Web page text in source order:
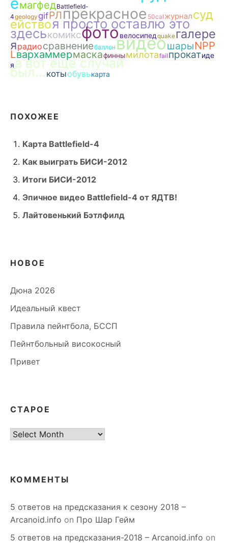
магфедBattlefield-
4geology gifРЛпрекрасное 50cal журналсуд
ействоя просто оставлю это
здеськомиксфото велосипед quakeгалере
ярадиосравнениебаллонвидеошарыNPP
Lвархаммермаскафиннымилотаfail прокатиде
яа вот еще случай
был... котыобувькарта
ПОХОЖЕЕ
Карта Battlefield-4
Как выиграть БИСИ-2012
Итоги БИСИ-2012
Эпичное видео Battlefield-4 от ЯДТВ!
Лайтовенький Бэтлфилд
НОВОЕ
Дюна 2026
Идеальный квест
Правила пейнтбола, БССП
Пейнтбольный високосный
Привет
СТАРОЕ
старое
КОММЕНТЫ
5 ответов на предсказания к сезону 2018 –
Arcanoid.info on Про Шар Гейм
5 ответов на предсказания-2018 – Arcanoid.info on